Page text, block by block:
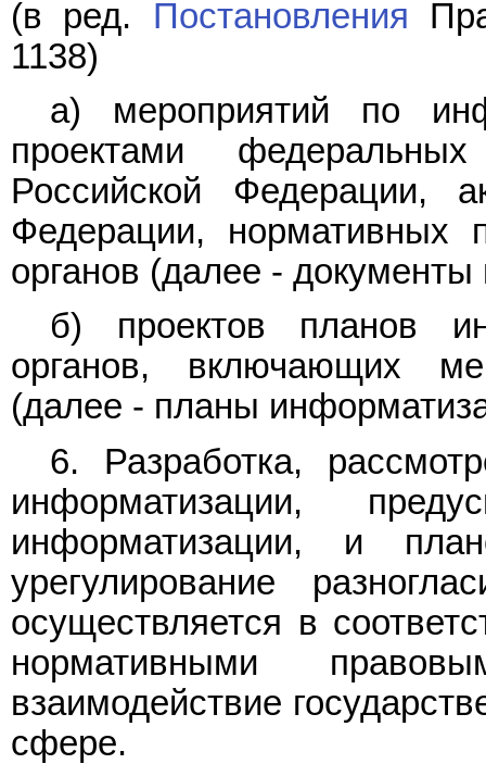
(в ред. Постановления
1138)
а) мероприятий по
проектами
Российской Федерации,
Федерации, нормативных
органов (далее -
б) проектов планов
органов, включающих
(далее - планы
6. Разработка,
информатизации,
информатизации, и
урегулирование
осуществляется в
нормативными
взаимодействие
сфере.